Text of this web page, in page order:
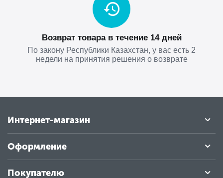
Возврат товара в течение 14 дней
По закону Республики Казахстан, у вас есть 2
недели на принятия решения о возврате
Интернет-магазин
Оформление
Покупателю